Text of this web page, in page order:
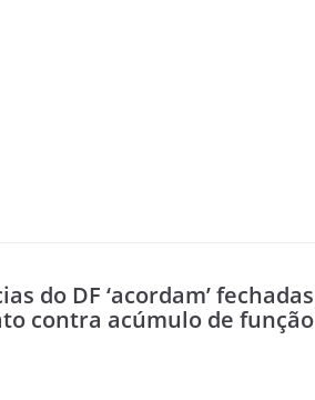
do DF ‘acordam’ fechadas
contra acúmulo de função